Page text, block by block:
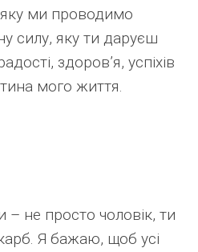
ми проводимо
силу, яку ти даруєш
здоров’я, успіхів
мого життя.
– не просто чоловік, ти
Я бажаю, щоб усі